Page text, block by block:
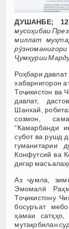
ДУШАНБЕ;
мусоҳибаи
миллат
Ҷумҳурии
Роҳбари
хабарнигорон
Тоҷикистон ва
давлат,
Шанхай,
созмон,
“Камарбанди
субот ва рушд
гуманитарии
Конфутсий ва
дигар
Аз ҷумла,
Эмомалӣ
Тоҷикистону
босуръат
ҳамаи
мутақобилан